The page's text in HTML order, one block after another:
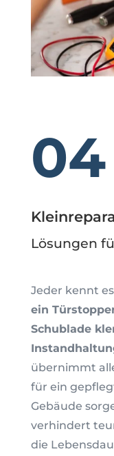
04
Lösungen
Jeder kennt
ein
Schublade
übernimmt
für ein
Gebäude
verhindert
die